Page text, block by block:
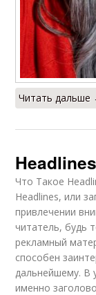
Читать дальше
Что Такое
Headlines, или
привлечении
читатель, будь
рекламный
способен
дальнейшему. В
именно